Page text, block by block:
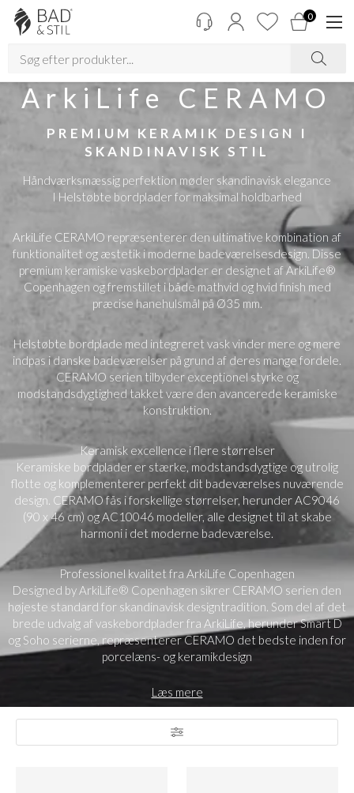
0
ArkiLife CERAMO
PREMIUM KERAMIK DESIGN I
SKANDINAVISK STIL
Håndværksmæssig perfektion møder skandinavisk elegance
I Helstøbte bordplader for maksimal holdbarhed
ArkiLife CERAMO repræsenterer den ultimative kombination af
funktionalitet og æstetik i moderne badeværelsesdesign. Disse
premium keramiske vaskebordplader er designet af ArkiLife®
Copenhagen og fremstillet i både mathvid og hvid finish med
præcise hanehulsmål på Ø35 mm.
Helstøbte bordplade med integreret vask vinder mere og mere
indpas i danske badeværelser på grund af deres mange fordele.
CERAMO serien tilbyder exceptionel styrke og
modstandsdygtighed takket være den avancerede keramiske
konstruktion.
Keramisk excellence i flere størrelser
Keramiske bordplader er stærke, modstandsdygtige og utrolig
flotte og komplementerer perfekt dit badeværelses nuværende
design. CERAMO fås i forskellige størrelser, herunder AC9046
(90 x 46 cm) og AC10046 modeller, alle designet til at skabe
harmoni i det moderne badeværelse.
Professionel kvalitet fra ArkiLife Copenhagen
Designed by ArkiLife® Copenhagen sikrer CERAMO serien den
højeste standard for skandinavisk designtradition. Som del af det
brede udvalg af vaskebordplader fra ArkiLife, herunder Smart D
og Soho serierne, repræsenterer CERAMO det bedste inden for
porcelæns- og keramikdesign
Læs mere